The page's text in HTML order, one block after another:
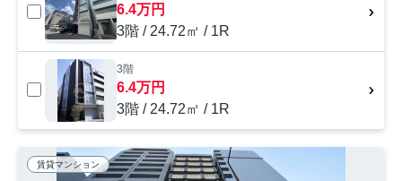
6.4万円
3階 / 24.72㎡ / 1R
3階
6.4万円
3階 / 24.72㎡ / 1R
賃貸マンション